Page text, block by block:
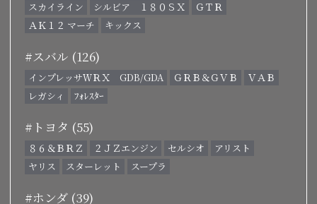
スカイライン
シルビア １８０ＳＸ
ＧＴＲ
ＡＫ１２ マーチ
キックス
#スバル (126)
インプレッサＷＲＸ GDB/GDA ＧＲＢ＆ＧＶＢ
ＶＡＢ
レガシィ
ﾌｫﾚｽﾀｰ
#トヨタ (55)
８６＆ＢＲＺ ２ＪＺエンジン セルシオ
アリスト
ヤリス
スターレット スープラ
#ホンダ (39)